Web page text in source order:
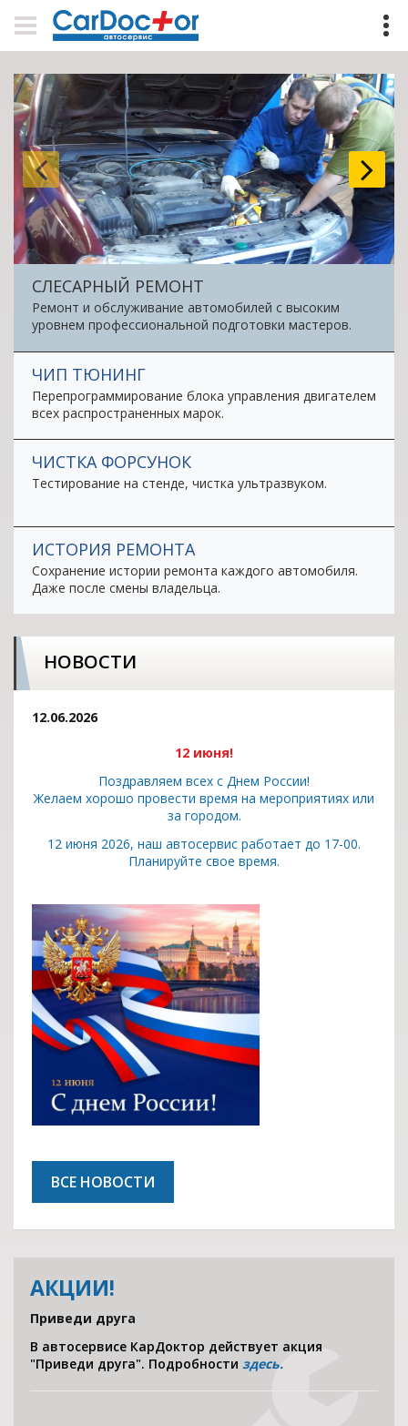
СЛЕСАРНЫЙ РЕМОНТ
Ремонт и обслуживание автомобилей с высоким
уровнем профессиональной подготовки мастеров.
ЧИП ТЮНИНГ
Перепрограммирование блока управления двигателем
всех распространенных марок.
ЧИСТКА ФОРСУНОК
Тестирование на стенде, чистка ультразвуком.
ИСТОРИЯ РЕМОНТА
Сохранение истории ремонта каждого автомобиля.
Даже после смены владельца.
НОВОСТИ
12.06.2026
12 июня!
Поздравляем всех с Днем России!
Желаем хорошо провести время на мероприятиях или
за городом.
12 июня 2026, наш автосервис работает до 17-00.
Планируйте свое время.
ВСЕ НОВОСТИ
АКЦИИ!
Приведи друга
В автосервисе КарДоктор действует акция
"Приведи друга". Подробности здесь.